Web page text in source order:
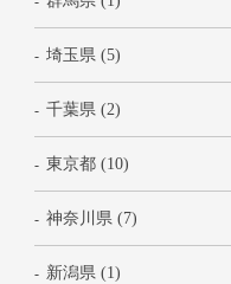
埼玉県 (5)
千葉県 (2)
東京都 (10)
神奈川県 (7)
新潟県 (1)